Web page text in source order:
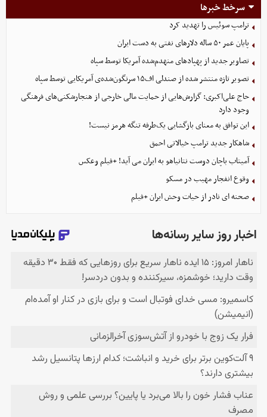
سرخط خبرها
ترامپ سوئیس را تهدید کرد
پایان عمر ۵۰ ساله دلارهای نفتی به دست ایران
تصاویر جدید از پهپادهای منهدم‌شده آمریکا توسط سپاه
تصویر تازه منتشر شده از صندلی اف۱۵ سرنگون‌شده‌ی آمریکایی توسط سپاه
حاج علی‌اکبری: گزارش‌هایی از حمایت مالی خارجی از هنجارشکنی‌های فرهنگی
وجود دارد
این توافق به معنای بازگشایی یک‌طرفه تنگه هرمز نیست!
شاهکار جدید ترامپ خیالاتی احمق
آمیتاب باچان دوست نتانیاهو به ایران می آید! +فیلم وعکس
وقوع انفجار مهیب در مسکو
صحنه ای نادر از حیات وحش ایران +فیلم